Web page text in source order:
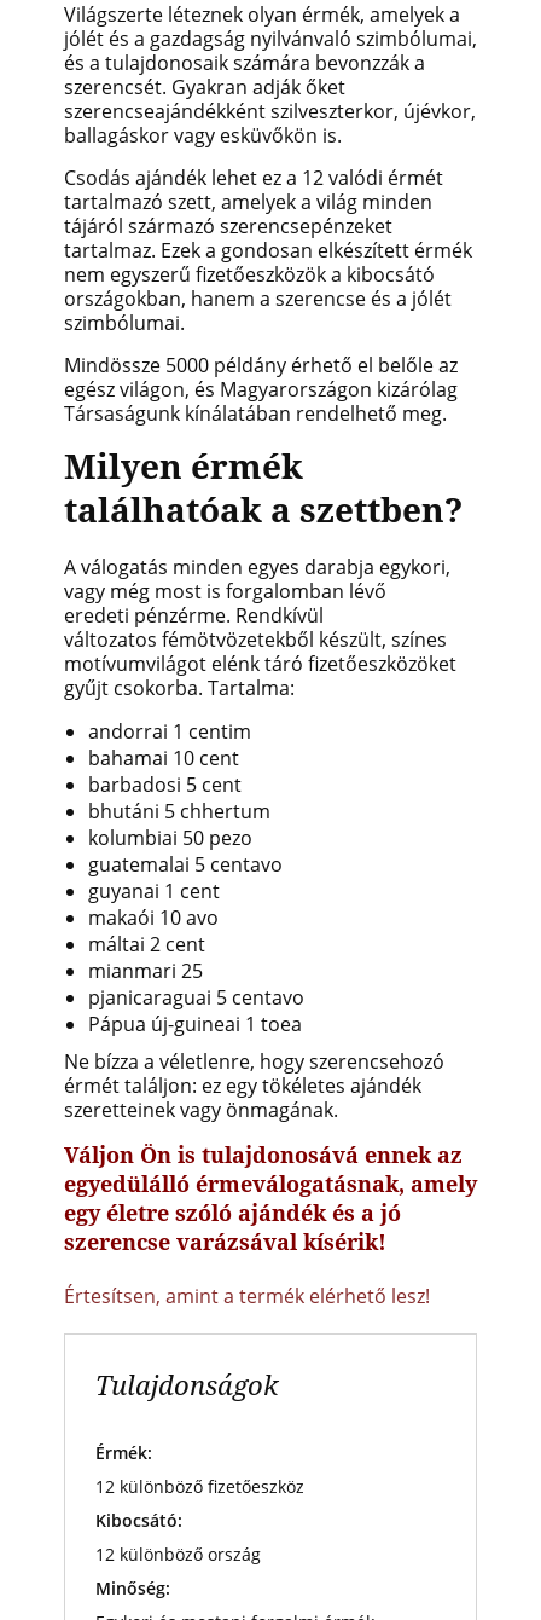
Világszerte léteznek olyan érmék, amelyek a
jólét és a gazdagság nyilvánvaló szimbólumai,
és a tulajdonosaik számára bevonzzák a
szerencsét. Gyakran adják őket
szerencseajándékként szilveszterkor, újévkor,
ballagáskor vagy esküvőkön is.
Csodás ajándék lehet ez a 12 valódi érmét
tartalmazó szett, amelyek a világ minden
tájáról származó szerencsepénzeket
tartalmaz. Ezek a gondosan elkészített érmék
nem egyszerű fizetőeszközök a kibocsátó
országokban, hanem a szerencse és a jólét
szimbólumai.
Mindössze 5000 példány érhető el belőle az
egész világon, és Magyarországon kizárólag
Társaságunk kínálatában rendelhető meg.
Milyen érmék
találhatóak a szettben?
A válogatás minden egyes darabja egykori,
vagy még most is forgalomban lévő
eredeti pénzérme. Rendkívül
változatos fémötvözetekből készült, színes
motívumvilágot elénk táró fizetőeszközöket
gyűjt csokorba. Tartalma:
andorrai 1 centim
bahamai 10 cent
barbadosi 5 cent
bhutáni 5 chhertum
kolumbiai 50 pezo
guatemalai 5 centavo
guyanai 1 cent
makaói 10 avo
máltai 2 cent
mianmari 25
pjanicaraguai 5 centavo
Pápua új-guineai 1 toea
Ne bízza a véletlenre, hogy szerencsehozó
érmét találjon: ez egy tökéletes ajándék
szeretteinek vagy önmagának.
Váljon Ön is tulajdonosává ennek az
egyedülálló érmeválogatásnak, amely
egy életre szóló ajándék és a jó
szerencse varázsával kísérik!
Értesítsen, amint a termék elérhető lesz!
Tulajdonságok
Érmék:
12 különböző fizetőeszköz
Kibocsátó:
12 különböző ország
Minőség: